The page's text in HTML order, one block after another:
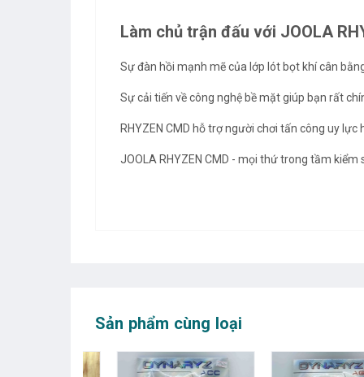
Làm chủ trận đấu với JOOLA
Sự đàn hồi mạnh mẽ của lớp lót bọt khí cân
Sự cải tiến về công nghệ bề mặt giúp bạn rất
RHYZEN CMD hỗ trợ người chơi tấn công uy lực
JOOLA RHYZEN CMD - mọi thứ trong tầm kiểm
Sản phẩm cùng loại